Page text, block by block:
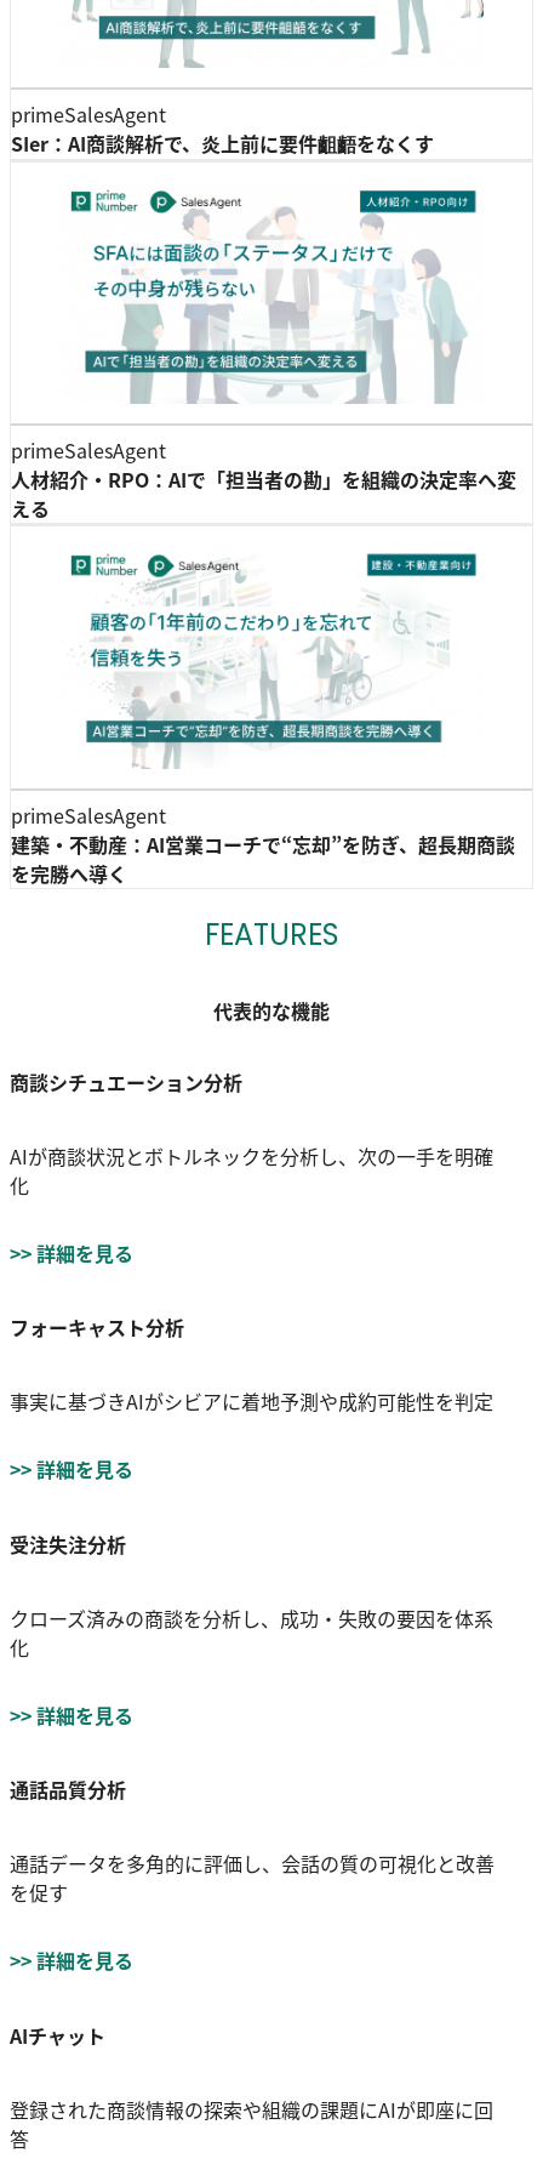
primeSalesAgent
SIer：AI商談解析で、炎上前に要件齟齬をなくす
primeSalesAgent
人材紹介・RPO：AIで「担当者の勘」を組織の決定率へ変
える
primeSalesAgent
建築・不動産：AI営業コーチで“忘却”を防ぎ、超長期商談
を完勝へ導く
FEATURES
代表的な機能
商談シチュエーション分析
AIが商談状況とボトルネックを分析し、次の一手を明確
化
>> 詳細を見る
フォーキャスト分析
事実に基づきAIがシビアに着地予測や成約可能性を判定
>> 詳細を見る
受注失注分析
クローズ済みの商談を分析し、成功・失敗の要因を体系
化
>> 詳細を見る
通話品質分析
通話データを多角的に評価し、会話の質の可視化と改善
を促す
>> 詳細を見る
AIチャット
登録された商談情報の探索や組織の課題にAIが即座に回
答